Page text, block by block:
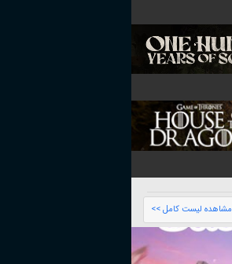
مشاهده لیست کامل >>